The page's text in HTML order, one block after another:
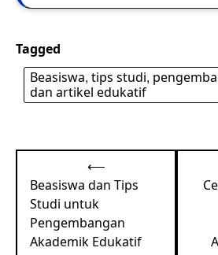
Tagged
Beasiswa, tips studi,
dan artikel edukatif
Post
navigation
⟵
Beasiswa dan Tips
Studi untuk
Pengembangan
Akademik Edukatif